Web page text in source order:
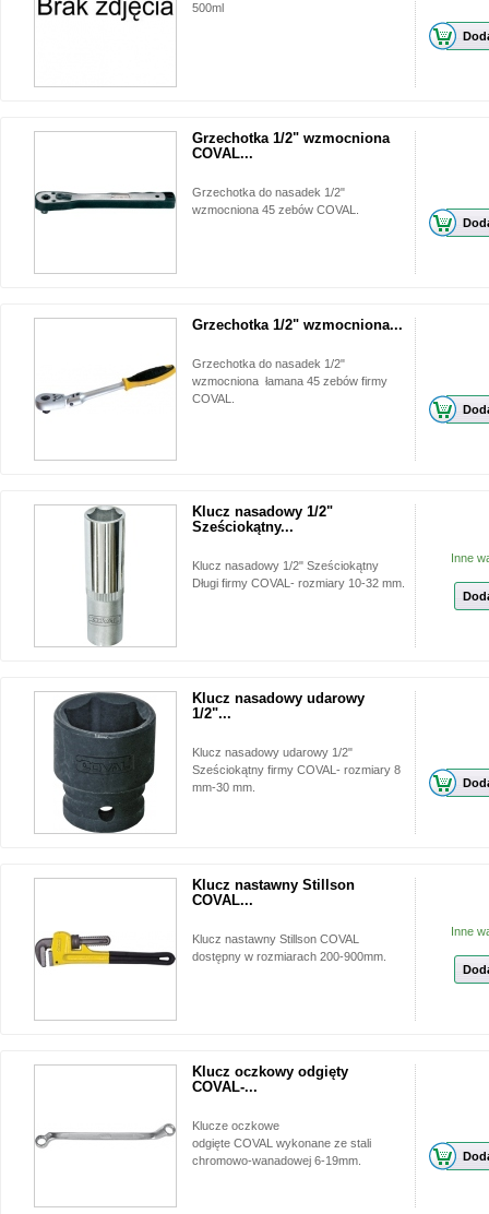
500ml
Grzechotka 1/2" wzmocniona
COVAL...
Grzechotka do nasadek 1/2"
wzmocniona 45 zebów COVAL.
Grzechotka 1/2" wzmocniona...
Grzechotka do nasadek 1/2"
wzmocniona łamana 45 zebów firmy
COVAL.
Klucz nasadowy 1/2"
Sześciokątny...
Klucz nasadowy 1/2" Sześciokątny
Długi firmy COVAL- rozmiary 10-32 mm.
Inne
Klucz nasadowy udarowy
1/2"...
Klucz nasadowy udarowy 1/2"
Sześciokątny firmy COVAL- rozmiary 8
mm-30 mm.
Klucz nastawny Stillson
COVAL...
Klucz nastawny Stillson COVAL
dostępny w rozmiarach 200-900mm.
Inne
Klucz oczkowy odgięty
COVAL-...
Klucze oczkowe
odgięte COVAL wykonane ze stali
chromowo-wanadowej 6-19mm.